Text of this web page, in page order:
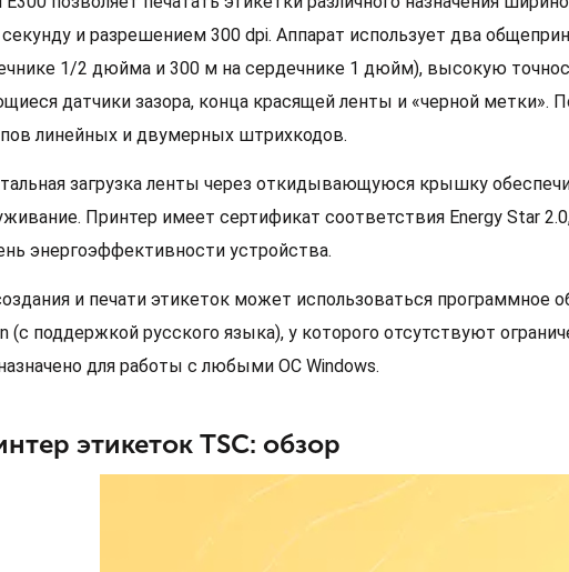
и разрешением 300 dpi. Аппарат использует два
1/2 дюйма и 300 м на сердечнике 1 дюйм), высокую
датчики зазора, конца красящей ленты и «черной метки».
линейных и двумерных штрихкодов.
загрузка ленты через откидывающуюся крышку
Принтер имеет сертификат соответствия Energy Star
энергоэффективности устройства.
и печати этикеток может использоваться программное
(с поддержкой русского языка), у которого отсутствуют
для работы с любыми ОС Windows.
этикеток TSC: обзор